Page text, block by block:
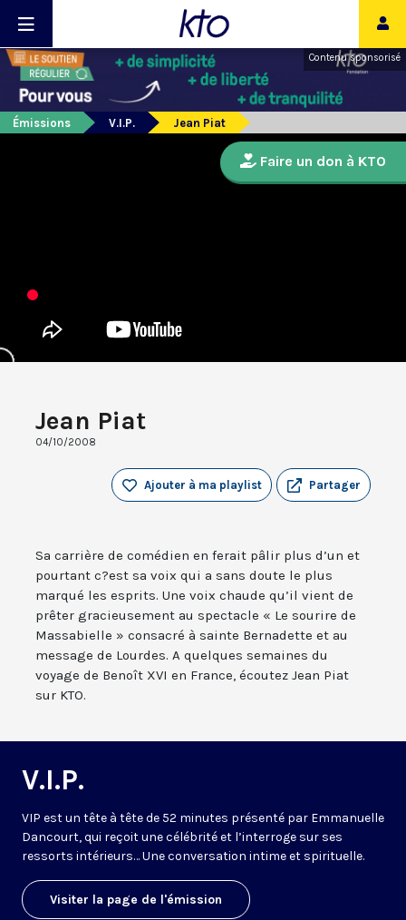
Contenu sponsorisé
Émissions V.I.P. Jean Piat
Jean Piat
04/10/2008
Partager
Ajouter à ma playlist
Sa carrière de comédien en ferait pâlir plus d’un et
pourtant c?est sa voix qui a sans doute le plus
marqué les esprits. Une voix chaude qu’il vient de
prêter gracieusement au spectacle « Le sourire de
Massabielle » consacré à sainte Bernadette et au
message de Lourdes. A quelques semaines du
voyage de Benoît XVI en France, écoutez Jean Piat
sur KTO.
V.I.P.
VIP est un tête à tête de 52 minutes présenté par Emmanuelle
Dancourt, qui reçoit une célébrité et l’interroge sur ses
ressorts intérieurs… Une conversation intime et spirituelle.
Visiter la page de l'émission
Faire un don à KTO